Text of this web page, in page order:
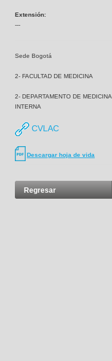
Extensión:
---
Sede Bogotá
2- FACULTAD DE MEDICINA
2- DEPARTAMENTO DE MEDICINA
INTERNA
CVLAC
Descargar hoja de vida
Regresar